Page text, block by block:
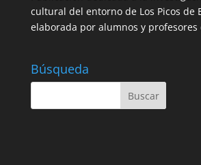
cultural del entorno de Los Picos de
elaborada por alumnos y profesores
Búsqueda